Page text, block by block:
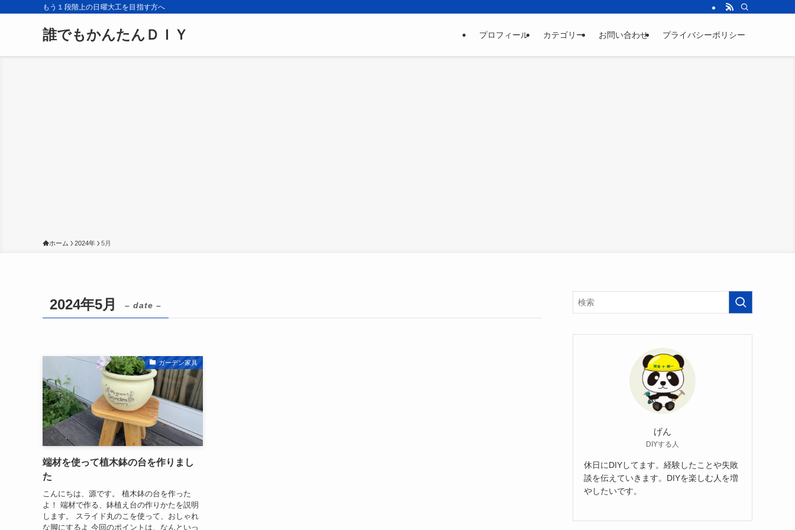
もう１段階上の日曜大工を目指す方へ
誰でもかんたんＤＩＹ プロフィール カテゴリー お問い合わせ プライバシーポリシー
ホーム 2024年 5月
2024年5月 – date –
ガーデン家具
端材を使って植木鉢の台を作りまし
た
こんにちは、源です。 植木鉢の台を作った
よ！ 端材で作る、鉢植え台の作りかたを説明
します。 スライド丸のこを使って、おしゃれ
な脚にするよ 今回のポイントは、なんといっ
げん
DIYする人
休日にDIYしてます。経験したことや失敗
談を伝えていきます。DIYを楽しむ人を増
やしたいです。